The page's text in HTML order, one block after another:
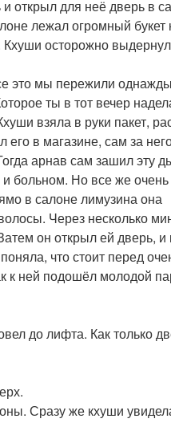
открыл для неё дверь в
лежал огромный букет
осторожно
это мы пережили
ты в тот вечер
взяла в руки пакет,
в магазине, сам за
арнав сам зашил эту
больном. Но все же
в салоне лимузина она
Через несколько
он открыл ей дверь, и
что стоит перед
к ней подошёл молодой
до лифта. Как только
Сразу же кхуши